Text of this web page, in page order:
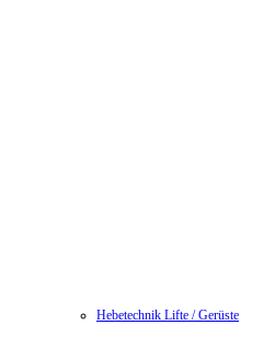
Hebetechnik Lifte / Gerüste